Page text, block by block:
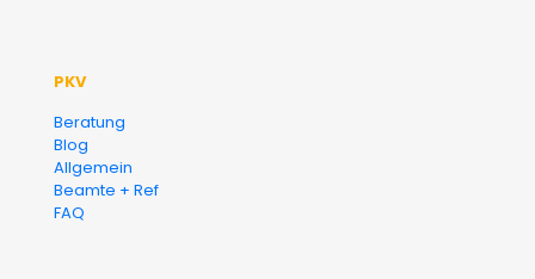
PKV
Beratung
Blog
Allgemein
Beamte + Ref
FAQ